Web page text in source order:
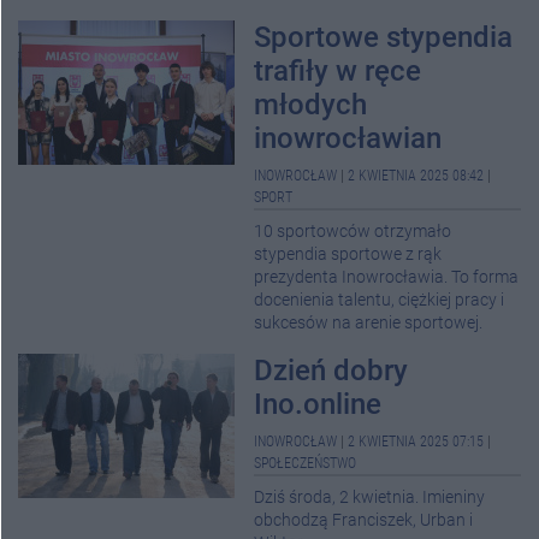
Sportowe stypendia
trafiły w ręce
młodych
inowrocławian
INOWROCŁAW 2 KWIETNIA 2025 08:42
SPORT
10 sportowców otrzymało
stypendia sportowe z rąk
prezydenta Inowrocławia. To forma
docenienia talentu, ciężkiej pracy i
sukcesów na arenie sportowej.
Dzień dobry
Ino.online
INOWROCŁAW 2 KWIETNIA 2025 07:15
SPOŁECZEŃSTWO
Dziś środa, 2 kwietnia. Imieniny
obchodzą Franciszek, Urban i